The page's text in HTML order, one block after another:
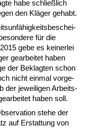
ha­be schließlich
den Kläger ge­habt.
für die
ge­be es kei­ner­lei
ge­ar­bei­tet ha­ben
der Be­klag­ten schon
nicht ein­mal vor­ge­
der je­wei­li­gen Ar­beits­
ha­ben soll.
ste­he der
auf Er­stat­tung von